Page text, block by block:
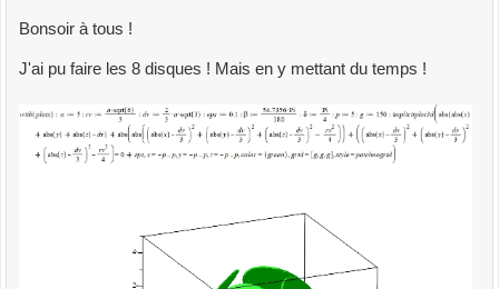
Bonsoir à tous !
J'ai pu faire les 8 disques ! Mais en y mettant du temps !